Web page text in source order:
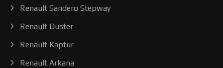
Renault Sandero Stepway
Renault Duster
Renault Kaptur
Renault Arkana